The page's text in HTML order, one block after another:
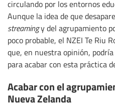
circulando por los entornos
Aunque la idea de que
streamingy del agrupamiento
poco probable, el NZEI Te Riu
que, en nuestra opinión,
para acabar con esta práctica
Acabar con el
Nueva Zelanda